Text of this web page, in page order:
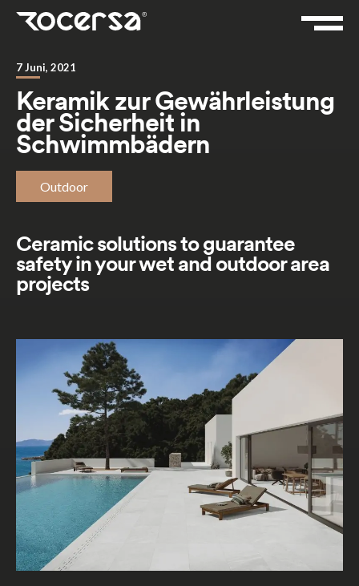
7 Juni, 2021
Keramik zur Gewährleistung
der Sicherheit in
Schwimmbädern
Outdoor
Ceramic solutions to guarantee
safety in your wet and outdoor area
projects